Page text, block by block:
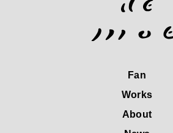
Fan
Works
About